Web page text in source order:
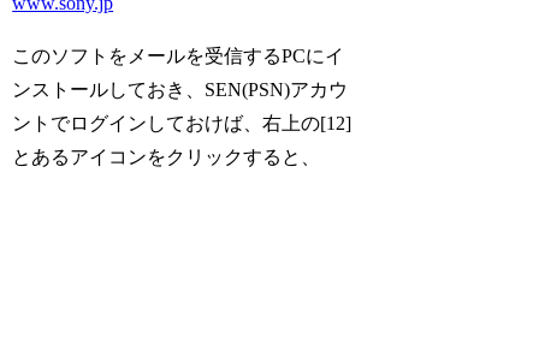
このソフトをメールを受信するPCにイ
ンストールしておき、SEN(PSN)アカウ
ントでログインしておけば、右上の[12]
とあるアイコンをクリックすると、